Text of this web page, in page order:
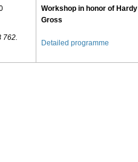
762.
Workshop in honor of Hardy
Gross
Detailed programme